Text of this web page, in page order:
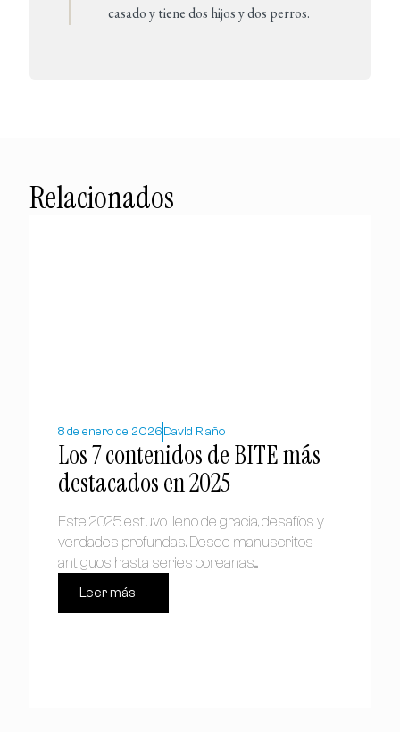
casado y tiene dos hijos y dos perros.
Relacionados
8 de enero de 2026 David Riaño
Los 7 contenidos de BITE más
destacados en 2025
Este 2025 estuvo lleno de gracia, desafíos y
verdades profundas. Desde manuscritos
antiguos hasta series coreanas,...
Leer más